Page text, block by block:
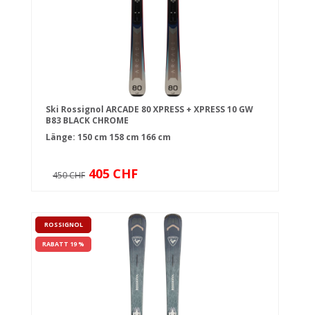
Ski Rossignol ARCADE 80 XPRESS + XPRESS 10 GW
B83 BLACK CHROME
Länge: 150 cm 158 cm 166 cm
450 CHF 405 CHF
ROSSIGNOL
RABATT 19 %